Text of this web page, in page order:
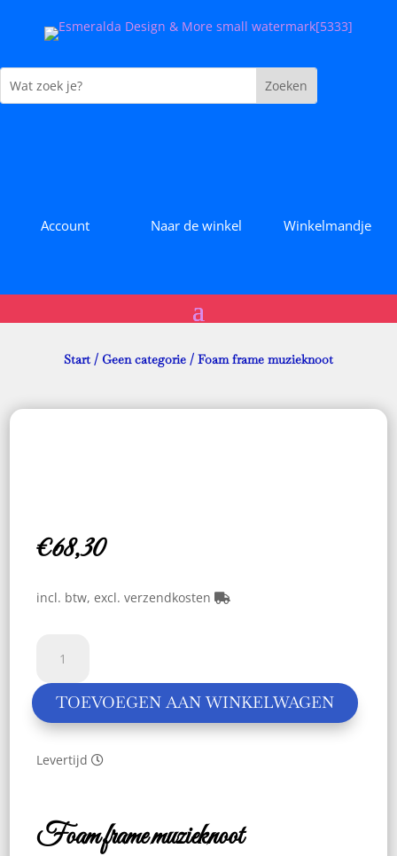
Account Naar de winkel Winkelmandje
Start/ Geen categorie/ Foam frame muzieknoot
Foam frame muzieknoot
€68,30
incl. btw, excl. verzendkosten
frame
muzieknoot
aantal
TOEVOEGEN AAN WINKELWAGEN
Levertijd